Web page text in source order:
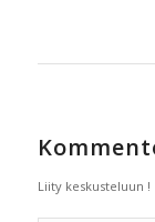
Liity keskusteluun !